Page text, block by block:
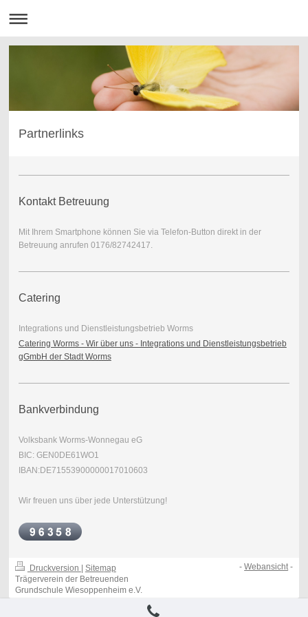
Partnerlinks
Kontakt Betreuung
Mit Ihrem Smartphone können Sie via Telefon-Button direkt in der
Betreuung anrufen 0176/82742417.
Catering
Integrations und Dienstleistungsbetrieb Worms
Catering Worms - Wir über uns - Integrations und Dienstleistungsbetrieb
gGmbH der Stadt Worms
Bankverbindung
Volksbank Worms-Wonnegau eG
BIC: GEN0DE61WO1
IBAN:DE71553900000017010603
Wir freuen uns über jede Unterstützung!
Druckversion | Sitemap
Trägerverein der Betreuenden
Grundschule Wiesoppenheim e.V.
-Webansicht -